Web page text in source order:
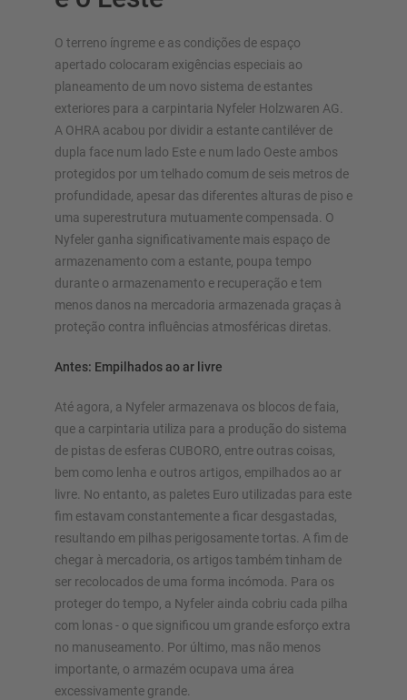
O terreno íngreme e as condições de espaço
apertado colocaram exigências especiais ao
planeamento de um novo sistema de estantes
exteriores para a carpintaria Nyfeler Holzwaren AG.
A OHRA acabou por dividir a estante cantiléver de
dupla face num lado Este e num lado Oeste ambos
protegidos por um telhado comum de seis metros de
profundidade, apesar das diferentes alturas de piso e
uma superestrutura mutuamente compensada. O
Nyfeler ganha significativamente mais espaço de
armazenamento com a estante, poupa tempo
durante o armazenamento e recuperação e tem
menos danos na mercadoria armazenada graças à
proteção contra influências atmosféricas diretas.
Antes: Empilhados ao ar livre
Até agora, a Nyfeler armazenava os blocos de faia,
que a carpintaria utiliza para a produção do sistema
de pistas de esferas CUBORO, entre outras coisas,
bem como lenha e outros artigos, empilhados ao ar
livre. No entanto, as paletes Euro utilizadas para este
fim estavam constantemente a ficar desgastadas,
resultando em pilhas perigosamente tortas. A fim de
chegar à mercadoria, os artigos também tinham de
ser recolocados de uma forma incómoda. Para os
proteger do tempo, a Nyfeler ainda cobriu cada pilha
com lonas - o que significou um grande esforço extra
no manuseamento. Por último, mas não menos
importante, o armazém ocupava uma área
excessivamente grande.
Mais estantes cantilever
SISTEMAS DE ARMAZÉM
Estante para paletes
Estantes móveis
Sistemas de almacenamiento automatizado
Plataforma
Planeie o seu sistema de estantes individualmente com os
nossos configuradores – incluindo pedido direto
Configurar estante agora